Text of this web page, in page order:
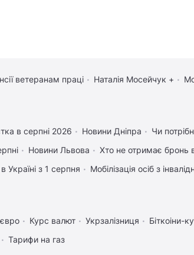
ветеранам праці Наталія Мосейчук +
в серпні 2026 Новини Дніпра
Чи
Новини Львова
Хто не отримає бронь
Україні з 1 серпня
Мобілізація осіб з
Курс валют Укрзалізниця
Біткоіни-
Тарифи на газ